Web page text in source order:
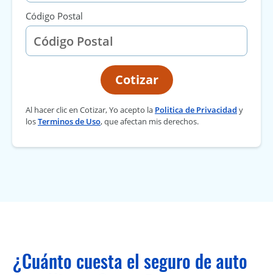
Código Postal
Cotizar
Al hacer clic en Cotizar, Yo acepto la Politica de Privacidad y
losTerminos de Uso, que afectan mis derechos.
¿Cuánto cuesta el seguro de auto